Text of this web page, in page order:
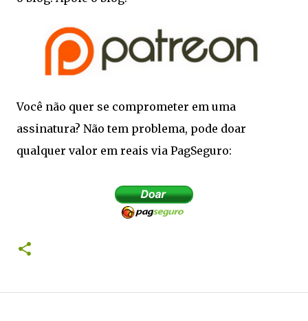
Você não quer se comprometer em uma
assinatura? Não tem problema, pode doar
qualquer valor em reais via PagSeguro: